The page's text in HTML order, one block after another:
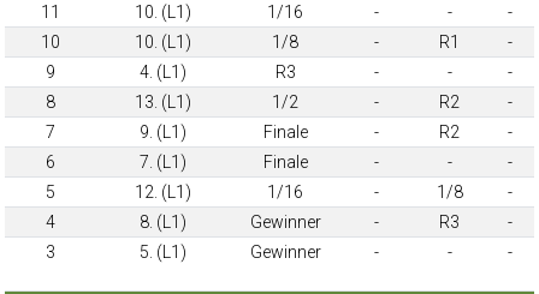
11
10. (L1) 1/16 - -
-
10
10. (L1) 1/8 - R1
-
9
4. (L1) R3 - -
-
8
13. (L1) 1/2 - R2
-
7
9. (L1) Finale - R2
-
6
7. (L1) Finale - -
-
5
12. (L1) 1/16 - 1/8
-
4
8. (L1) Gewinner - R3
-
3
5. (L1) Gewinner - - -